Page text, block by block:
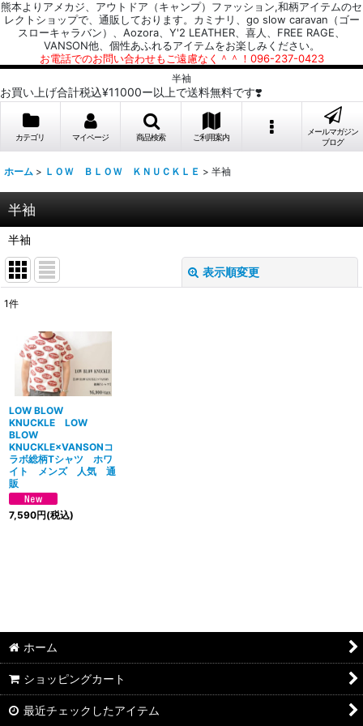
熊本よりアメカジ、アウトドア（キャンプ）ファッション,和柄アイテムのセ
レクトショップで、通販しております。カミナリ、go slow caravan（ゴー
スローキャラバン）、Aozora、Y'2 LEATHER、喜人、FREE RAGE、
VANSON他、個性あふれるアイテムをお楽しみください。
お電話でのお問い合わせもご遠慮なく＾＾！096-237-0423
半袖
お買い上げ合計税込¥11000ー以上で送料無料です❣️
カテゴリ マイページ 商品検索 ご利用案内
メールマガジン
ブログ
ホーム > ＬＯＷ ＢＬＯＷ ＫＮＵＣＫＬＥ > 半袖
半袖
半袖
表示順変更
並び順:
1件
LOW BLOW
KNUCKLE LOW
BLOW
KNUCKLE×VANSONコ
ラボ総柄Tシャツ ホワ
イト メンズ 人気 通
販
7,590円(税込)
ホーム
ショッピングカート
最近チェックしたアイテム